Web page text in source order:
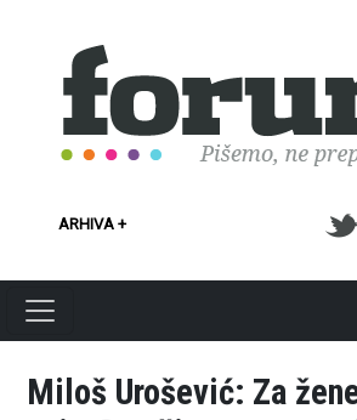
ARHIVA +
Miloš Urošević: Za